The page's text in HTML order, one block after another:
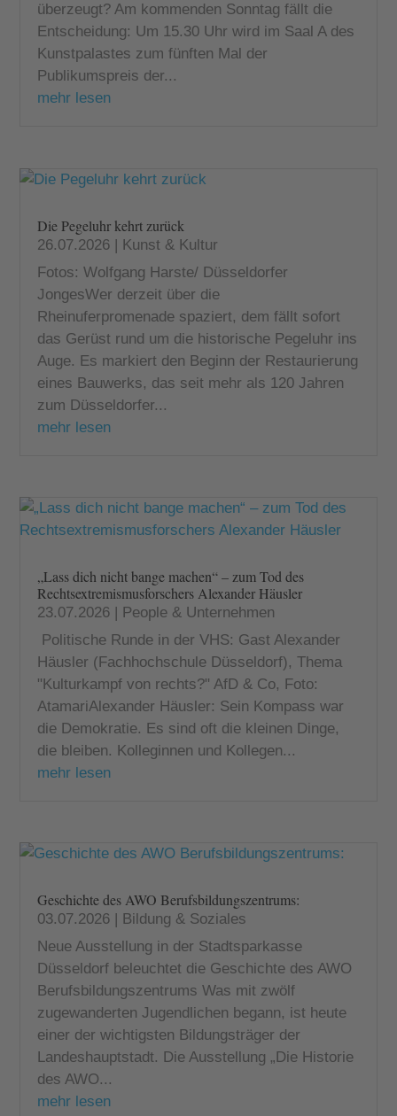
überzeugt? Am kommenden Sonntag fällt die
Entscheidung: Um 15.30 Uhr wird im Saal A des
Kunstpalastes zum fünften Mal der
Publikumspreis der...
mehr lesen
Die Pegeluhr kehrt zurück
26.07.2026 | Kunst & Kultur
Fotos: Wolfgang Harste/ Düsseldorfer
JongesWer derzeit über die
Rheinuferpromenade spaziert, dem fällt sofort
das Gerüst rund um die historische Pegeluhr ins
Auge. Es markiert den Beginn der Restaurierung
eines Bauwerks, das seit mehr als 120 Jahren
zum Düsseldorfer...
mehr lesen
„Lass dich nicht bange machen“ – zum Tod des
Rechtsextremismusforschers Alexander Häusler
23.07.2026 | People & Unternehmen
Politische Runde in der VHS: Gast Alexander
Häusler (Fachhochschule Düsseldorf), Thema
"Kulturkampf von rechts?" AfD & Co, Foto:
AtamariAlexander Häusler: Sein Kompass war
die Demokratie. Es sind oft die kleinen Dinge,
die bleiben. Kolleginnen und Kollegen...
mehr lesen
Geschichte des AWO Berufsbildungszentrums:
03.07.2026
Bildung & Soziales
Neue Ausstellung in der Stadtsparkasse
Düsseldorf beleuchtet die Geschichte des AWO
Berufsbildungszentrums Was mit zwölf
zugewanderten Jugendlichen begann, ist heute
einer der wichtigsten Bildungsträger der
Landeshauptstadt. Die Ausstellung „Die Historie
des AWO...
mehr lesen